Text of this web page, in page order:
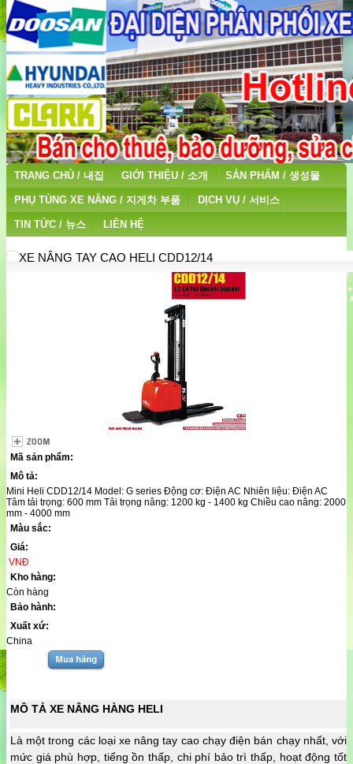
TRANG CHỦ / 내집 GIỚI THIỆU / 소개 SẢN PHẨM / 생성물
PHỤ TÙNG XE NÂNG / 지게차 부품 DỊCH VỤ / 서비스
TIN TỨC / 뉴스 LIÊN HỆ
XE NÂNG TAY CAO HELI CDD12/14
Mã sản phẩm:
Mô tả:
Mini Heli CDD12/14 Model: G series Động cơ: Điện AC Nhiên liệu: Điện AC
Tâm tải trọng: 600 mm Tải trọng nâng: 1200 kg - 1400 kg Chiều cao nâng: 2000
mm - 4000 mm
Màu sắc:
Giá:
VNĐ
Kho hàng:
Còn hàng
Bảo hành:
Xuất xứ:
China
MÔ TẢ XE NÂNG HÀNG HELI
Là một trong các loại xe nâng tay cao chạy điện bán chạy nhất, với
mức giá phù hợp, tiếng ồn thấp, chi phí bảo trì thấp, hoạt động tốt